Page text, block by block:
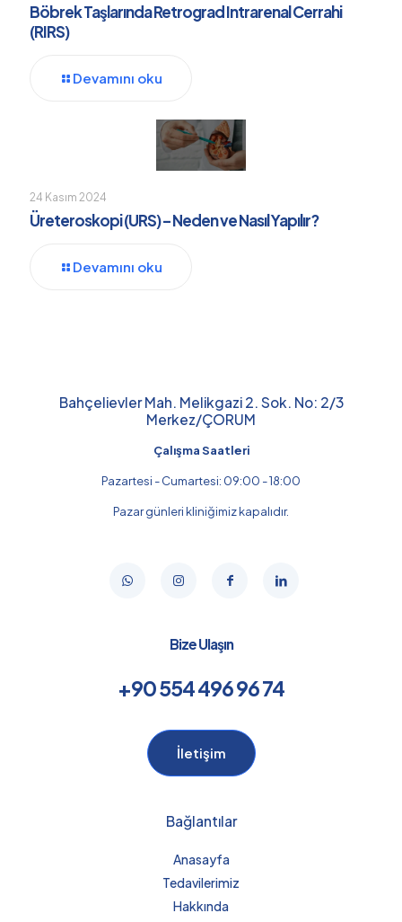
Böbrek Taşlarında Retrograd Intrarenal Cerrahi
(RIRS)
Devamını oku
24 Kasım 2024
Üreteroskopi (URS) – Neden ve Nasıl Yapılır?
Devamını oku
Bahçelievler Mah. Melikgazi 2. Sok. No: 2/3
Merkez/ÇORUM
Çalışma Saatleri
Pazartesi - Cumartesi: 09:00 - 18:00
Pazar günleri kliniğimiz kapalıdır.
Bize Ulaşın
+90 554 496 96 74
İletişim
Bağlantılar
Anasayfa
Tedavilerimiz
Hakkında